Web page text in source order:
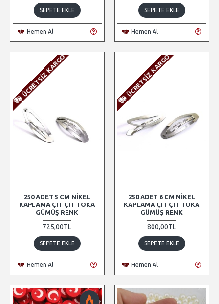
SEPETE EKLE
Hemen Al
SEPETE EKLE
Hemen Al
ÜCRETSIZ KARGO
250 ADET 5 CM NIKEL
KAPLAMA ÇIT ÇIT TOKA
GÜMÜŞ RENK
725,00TL
SEPETE EKLE
Hemen Al
ÜCRETSIZ KARGO
250 ADET 6 CM NIKEL
KAPLAMA ÇIT ÇIT TOKA
GÜMÜŞ RENK
800,00TL
SEPETE EKLE
Hemen Al